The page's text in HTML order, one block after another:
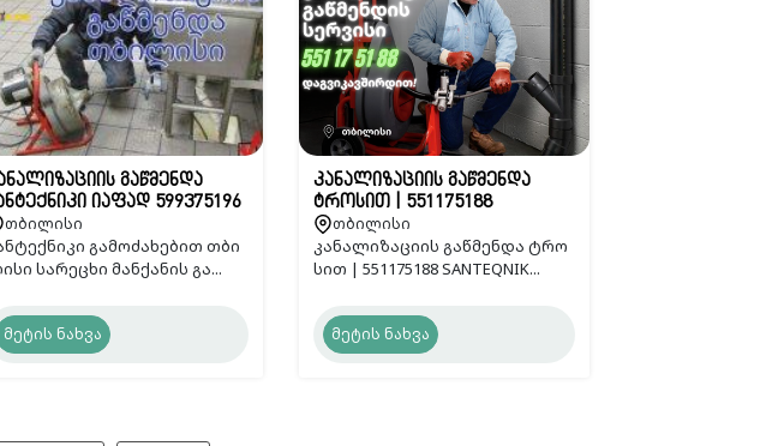
გაწმენდა
იაფად 599375196
თბილისი
გამოძახებით თბი
სარეცხი მანქანის გა...
მეტის ნახვა
კანალიზაციის გაწმენდა
ტროსით | 551175188
თბილისი
კანალიზაციის გაწმენდა ტრო
სით | 551175188 SANTEQNIK...
მეტის ნახვა